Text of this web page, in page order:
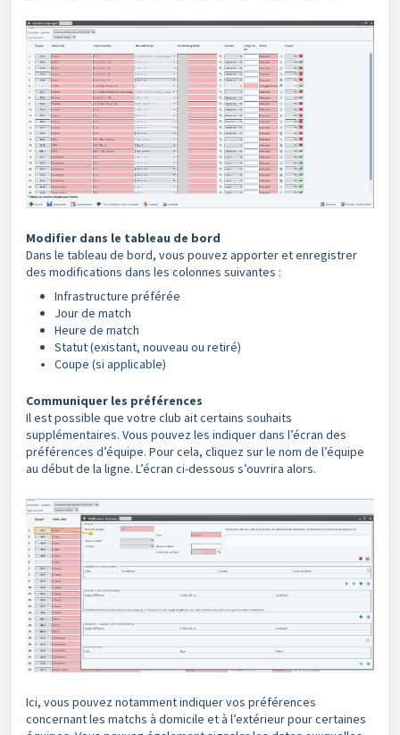
Modifier dans le tableau de bord
Dans le tableau de bord, vous pouvez apporter et enregistrer
des modifications dans les colonnes suivantes :
Infrastructure préférée
Jour de match
Heure de match
Statut (existant, nouveau ou retiré)
Coupe (si applicable)
Communiquer les préférences
Il est possible que votre club ait certains souhaits
supplémentaires. Vous pouvez les indiquer dans l’écran des
préférences d’équipe. Pour cela, cliquez sur le nom de l’équipe
au début de la ligne. L’écran ci-dessous s’ouvrira alors.
Ici, vous pouvez notamment indiquer vos préférences
concernant les matchs à domicile et à l’extérieur pour certaines